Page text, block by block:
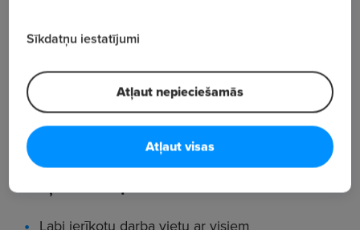
Auksta atblidības sajūta.
Loģiskā domāšana.
Vēlama iepriekšējā pieredze.
Vēlme attīstīties un strādāt.
Motivācija un disciplīna.
Uzņēmums piedāvā
Labi ierīkotu darba vietu ar visiem
Sīkdatņu iestatījumi
Atļaut nepieciešamās
Atļaut visas